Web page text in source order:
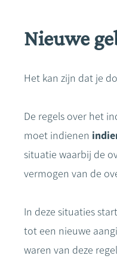
Nieuwe
Het kan zijn dat je
De regels over het
moet indienen
situatie waarbij de
vermogen van de
In deze situaties
tot een nieuwe
waren van deze